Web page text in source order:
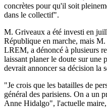
concrètes pour qu'il soit
dans le collectif".
M. Griveaux a été investi en
République en marche, mais
LREM, a dénoncé à plusieurs
laissant planer le doute sur une
devrait annoncer sa décision la
"Je crois que les batailles de
général des parisiens. On a un
Anne Hidalgo", l'actuelle